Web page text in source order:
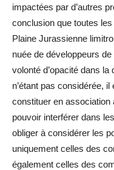
impactées par d’autres
conclusion que toutes
Plaine Jurassienne
nuée de développeurs
volonté d’opacité dans la
n’étant pas considérée,
constituer en association
pouvoir interférer dans
obliger à considérer les
uniquement celles des
également celles des